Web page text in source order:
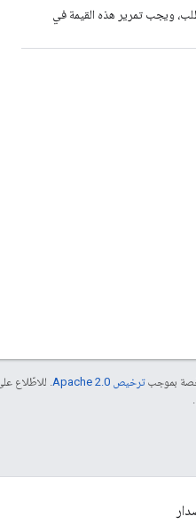
ويجب تمرير هذه القيمة في
بموجبترخيص Apache 2.0‏
. للاطّلاع على